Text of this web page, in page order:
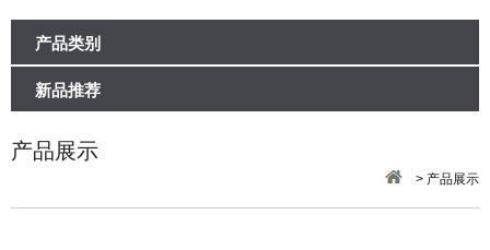
产品类别
新品推荐
产品展示
> 产品展示